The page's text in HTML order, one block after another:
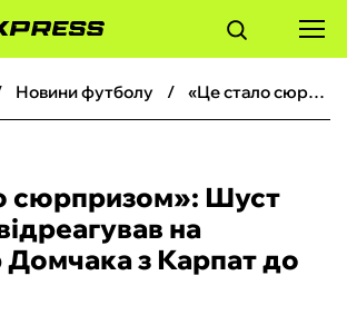
новини футболу «‎Це стало сюрпризом»: Шуст відверто відреагував на трансфер Домчака з Карпат до Славії
сюрпризом»: Шуст
на
з Карпат до